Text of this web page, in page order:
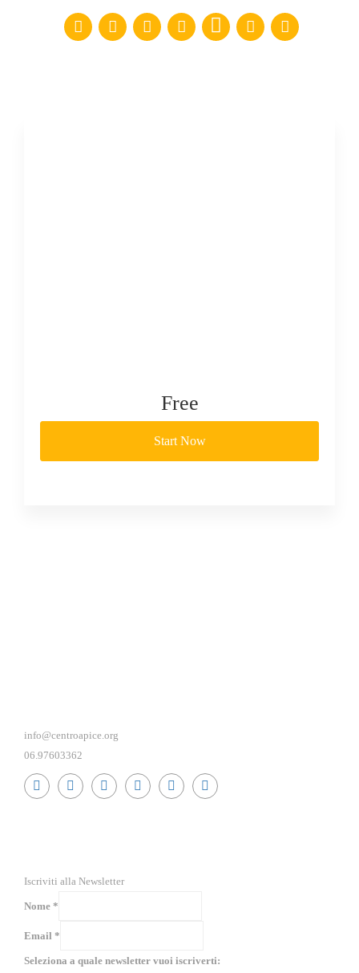
Free
Start Now
info@centroapice.org
06.97603362
Iscriviti alla Newsletter
Nome *
Email *
Seleziona a quale newsletter vuoi iscriverti: